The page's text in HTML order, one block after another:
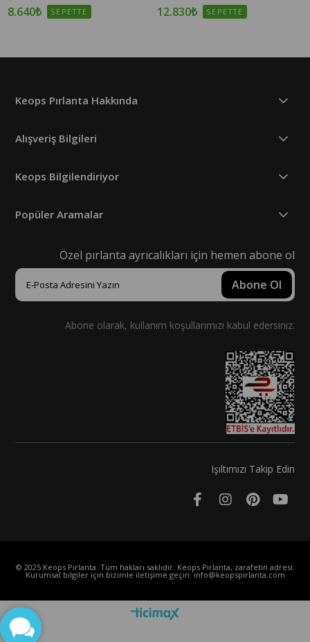
8.640₺ SEPETTE 12.830₺ SEPETTE
Keops Pırlanta Hakkında
Alışveriş Bilgileri
Keops Bilgilendiriyor
Popüler Aramalar
Özel pırlanta ayrıcalıkları için hemen abone ol
Abone Ol
Abone olarak, kullanım koşullarımızı kabul edersiniz.
Işıltımızı Takip Edin
© 2025 Keops Pırlanta. Tüm hakları saklıdır. Keops Pırlanta, zarafetin adresi.
Kurumsal bilgiler için bizimle iletişime geçin:info@keopspirlanta.com